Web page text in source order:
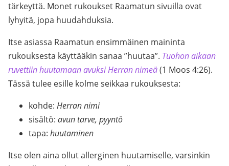
tärkeyttä. Monet rukoukset Raamatun sivuilla ovat
lyhyitä, jopa huudahduksia.
Itse asiassa Raamatun ensimmäinen maininta
rukouksesta käyttääkin sanaa ”huutaa”. Tuohon aikaan
ruvettiin huutamaan avuksi Herran nimeä(1 Moos 4:26).
Tässä tulee esille kolme seikkaa rukouksesta:
kohde: Herran nimi
sisältö: avun tarve, pyyntö
tapa: huutaminen
Itse olen aina ollut allerginen huutamiselle, varsinkin